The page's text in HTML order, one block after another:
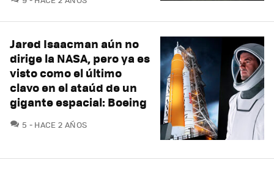
Jared Isaacman aún no
dirige la NASA, pero ya es
visto como el último
clavo en el ataúd de un
gigante espacial: Boeing
5 COMENTARIOS
HACE 2 AÑOS